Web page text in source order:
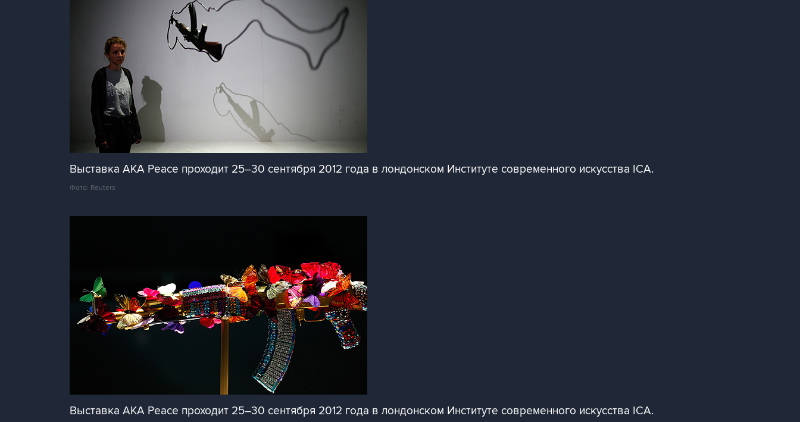
Выставка AKA Peace проходит 25–30 сентября 2012 года в лондонском Институте современного искусства ICA.
Фото: Reuters
Выставка AKA Peace проходит 25–30 сентября 2012 года в лондонском Институте современного искусства ICA.